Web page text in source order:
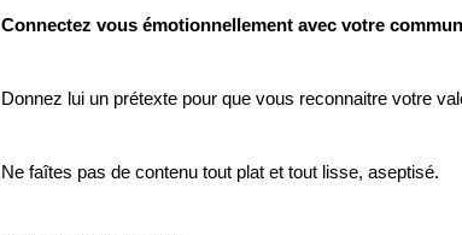
Connectez vous émotionnellement avec votre
Donnez lui un prétexte pour que vous reconnaitre votre
Ne faîtes pas de contenu tout plat et tout lisse, aseptisé.